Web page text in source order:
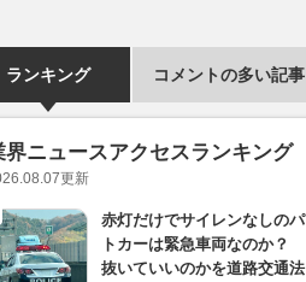
ランキング コメントの多い記事
界ニュースアクセスランキング
更新
赤灯だけでサイレンなしのパ
トカーは緊急車両なのか？
抜いていいのかを道路交通法